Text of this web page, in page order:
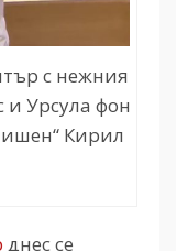
с нежния
Урсула фон
Кирил
днес се